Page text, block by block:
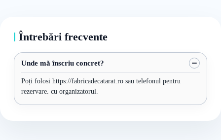
Întrebări frecvente
Unde mă înscriu concret?
Poți folosi https://fabricadecatarat.ro sau telefonul pentru
rezervare. cu organizatorul.